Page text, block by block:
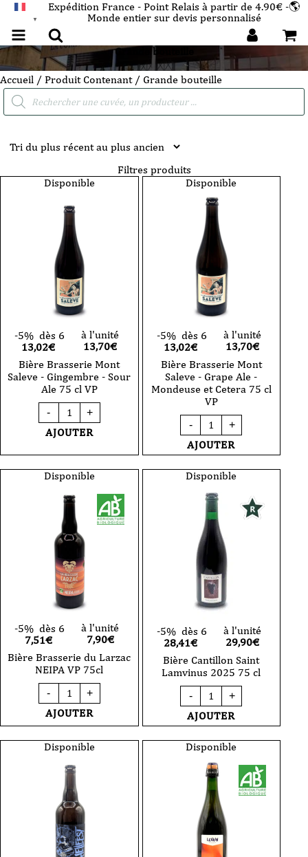
▼
Expédition France - Point Relais à partir de 4.90€ -🌎
Monde entier sur devis personnalisé
Grande bouteille
Accueil / Produit Contenant / Grande bouteille
Recherche
Filtres produits
Disponible
-5% dès 6
13,02€
à l'unité
13,70€
Bière Brasserie Mont
Saleve - Gingembre - Sour
Ale 75 cl VP
-
quantité
de
Bière
Brasserie
-
Gingembre
Sour
Ale
75
cl
+
AJOUTER
Disponible
-5% dès 6
13,02€
à l'unité
13,70€
Bière Brasserie Mont
Saleve - Grape Ale -
Mondeuse et Cetera 75 cl
VP
-
quantité
de
Bière
Brasserie
Saleve
-
Grape
Ale
Mondeuse
et
Cetera
cl
VP
+
AJOUTER
Disponible
-5% dès 6
7,51€
à l'unité
7,90€
Bière Brasserie du Larzac
NEIPA VP 75cl
-
quantité
de
Bière
Brasserie
Larzac
NEIPA
VP
75cl
+
AJOUTER
Disponible
-5% dès 6
28,41€
à l'unité
29,90€
Bière Cantillon Saint
Lamvinus 2025 75 cl
-
quantité
de
Bière
Cantillon
Lamvinus
2025
75
cl
+
AJOUTER
Disponible Disponible